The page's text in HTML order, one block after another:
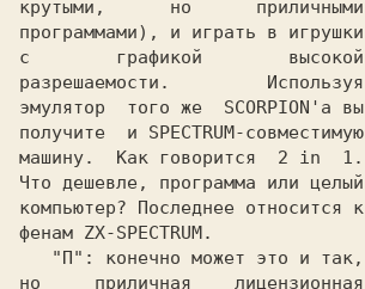
крутыми,      но      приличными
с        графикой        высокой
разрешаемости.         Используя
эмулятор  того же SCORPION'a вы
получите  и SPECTRUM-совместимую
машину.  Как говорится  2 in  1.
Что дешевле, программа или целый
компьютер? Последнее относится к
фенам ZX-SPECTRUM.
"П":
конечно может это и так,
но     приличная    лицензионная